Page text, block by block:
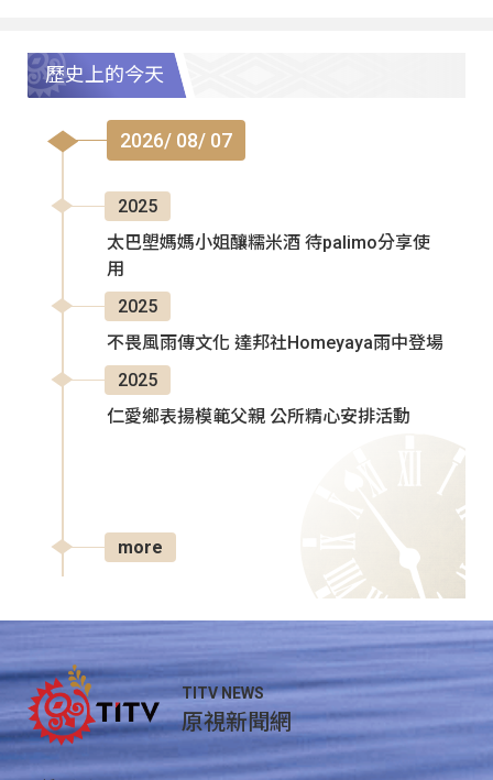
歷史上的今天
2026/ 08/ 07
2025
太巴塱媽媽小姐釀糯米酒 待palimo分享使
用
2025
不畏風雨傳文化 達邦社Homeyaya雨中登場
2025
仁愛鄉表揚模範父親 公所精心安排活動
more
TITV NEWS
原視新聞網